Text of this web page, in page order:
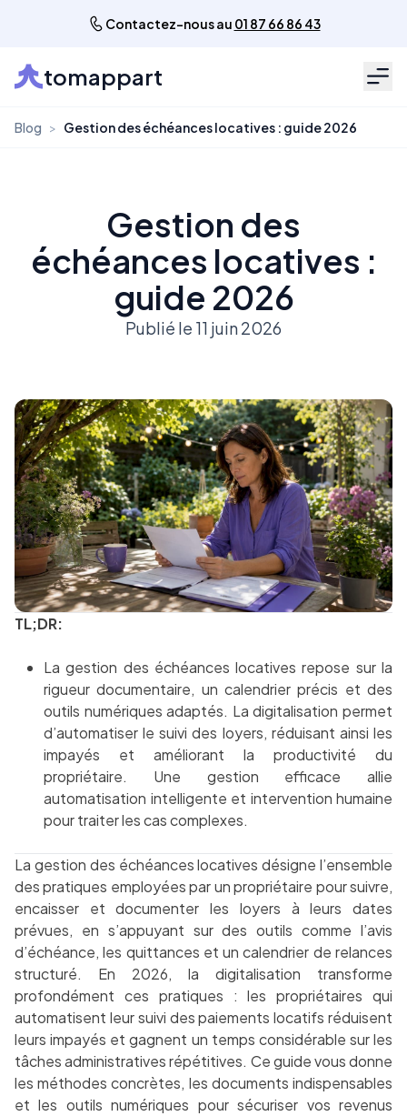
Contactez-nous au 01 87 66 86 43
tomappart
Blog > Gestion des échéances locatives : guide 2026
Gestion des
échéances locatives :
guide 2026
Publié le 11 juin 2026
TL;DR:
La gestion des échéances locatives repose sur la
rigueur documentaire, un calendrier précis et des
outils numériques adaptés. La digitalisation permet
d’automatiser le suivi des loyers, réduisant ainsi les
impayés et améliorant la productivité du
propriétaire. Une gestion efficace allie
automatisation intelligente et intervention humaine
pour traiter les cas complexes.
La gestion des échéances locatives désigne l’ensemble
des pratiques employées par un propriétaire pour suivre,
encaisser et documenter les loyers à leurs dates
prévues, en s’appuyant sur des outils comme l’avis
d’échéance, les quittances et un calendrier de relances
structuré. En 2026, la digitalisation transforme
profondément ces pratiques : les propriétaires qui
automatisent leur suivi des paiements locatifs réduisent
leurs impayés et gagnent un temps considérable sur les
tâches administratives répétitives. Ce guide vous donne
les méthodes concrètes, les documents indispensables
et les outils numériques pour sécuriser vos revenus